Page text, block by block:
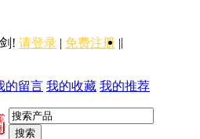
! 请登录 | 免费注册 ||
的留言 我的收藏 我的推荐